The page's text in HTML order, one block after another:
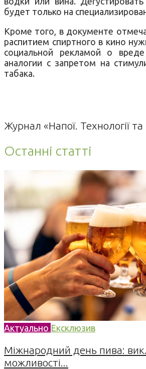
будет только на
Кроме того, в документе
распитием спиртного в кино
социальной рекламой о
аналогии с запретом на
табака.
Журнал «Напої. Технології та
Останні статті
Актуально Ексклюзив
Міжнародний день пива:
можливості...